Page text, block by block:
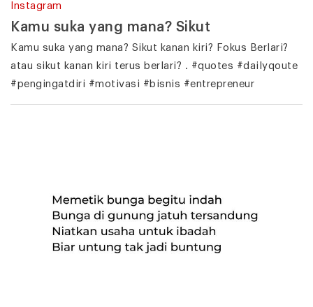
Instagram
Kamu suka yang mana? Sikut
Kamu suka yang mana? Sikut kanan kiri? Fokus Berlari?
atau sikut kanan kiri terus berlari? . #quotes #dailyqoute
#pengingatdiri #motivasi #bisnis #entrepreneur